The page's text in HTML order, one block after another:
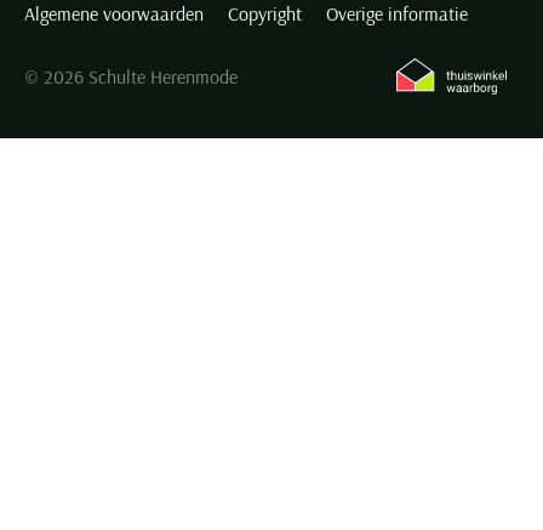
Algemene voorwaarden
Copyright Overige informatie
© 2026 Schulte Herenmode